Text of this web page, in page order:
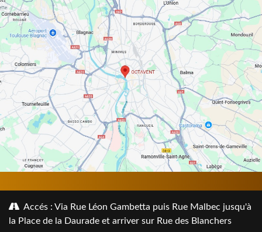
Accés : Via Rue Léon Gambetta puis Rue Malbec jusqu'à
la Place de la Daurade et arriver sur Rue des Blanchers